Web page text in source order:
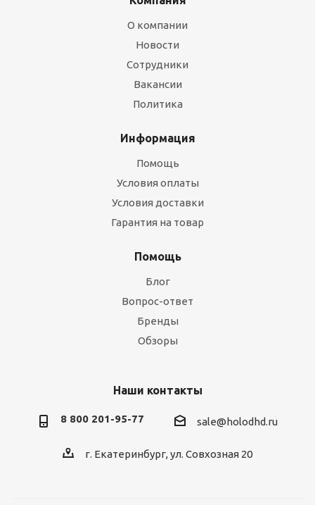
О компании
Новости
Сотрудники
Вакансии
Политика
Информация
Помощь
Условия оплаты
Условия доставки
Гарантия на товар
Помощь
Блог
Вопрос-ответ
Бренды
Обзоры
Наши контакты
8 800 201-95-77 sale@holodhd.ru
г. Екатеринбург, ул. Совхозная 20